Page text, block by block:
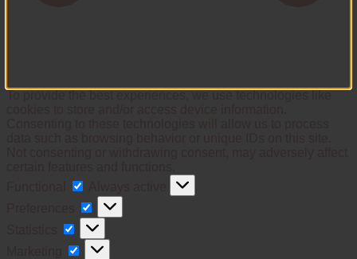
Preferences
Statistics
Marketing